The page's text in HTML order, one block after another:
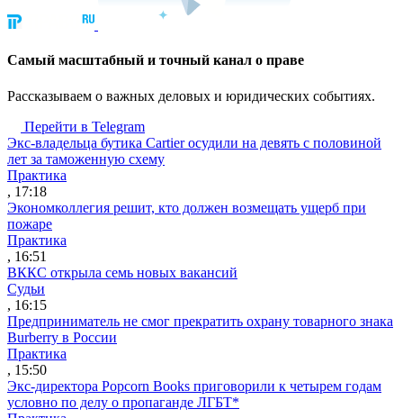
Cамый масштабный и точный канал о праве
Рассказываем о важных деловых и юридических событиях.
Перейти в Telegram
Экс-владельца бутика Cartier осудили на девять с половиной
лет за таможенную схему
Практика
, 17:18
Экономколлегия решит, кто должен возмещать ущерб при
пожаре
Практика
, 16:51
ВККС открыла семь новых вакансий
Судьи
, 16:15
Предприниматель не смог прекратить охрану товарного знака
Burberry в России
Практика
, 15:50
Экс-директора Popcorn Books приговорили к четырем годам
условно по делу о пропаганде ЛГБТ*